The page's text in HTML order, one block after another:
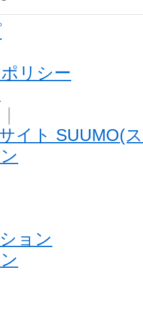
リシー
｜
イト SUUMO(
ョン